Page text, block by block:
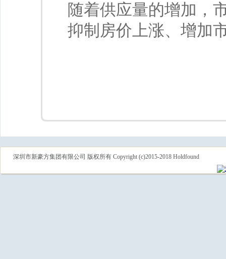
随着供应量的增加，
抑制房价上涨、增加
深圳市新豪方集团有限公司 版权所有 Copyright (c)2015-2018 Holdfound